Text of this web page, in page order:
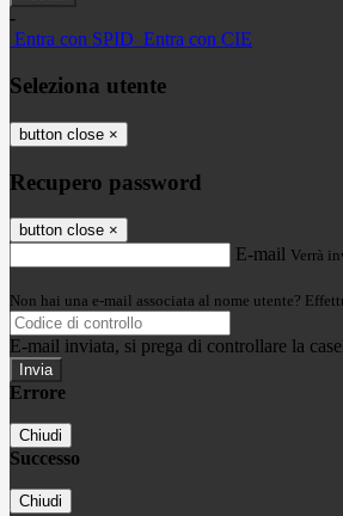
-
Entra con SPID Entra con CIE
Seleziona utente
button close ×
Recupero password
button close ×
E-mail Verrà
Non hai una e-mail associata al nome utente?
E-mail inviata, si prega di controllare la
Errore
Chiudi
Successo
Chiudi